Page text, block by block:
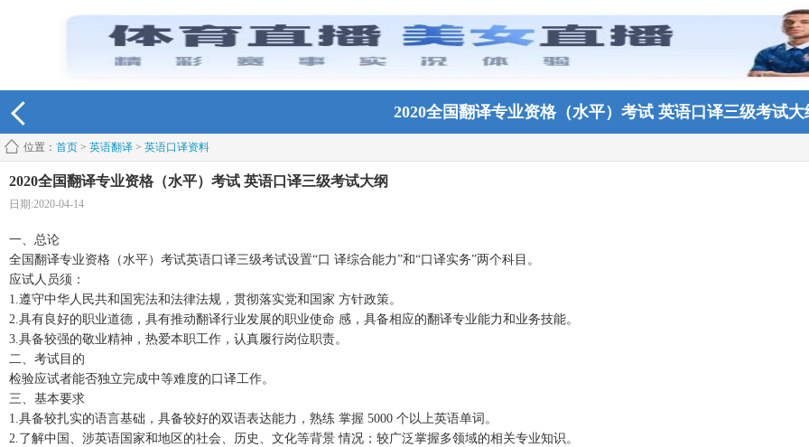
2020全国翻译专业资格（水平）考试 英语口译三级考试大
位置： 首页 > 英语翻译 > 英语口译资料
2020全国翻译专业资格（水平）考试 英语口译三级考试大纲
日期:2020-04-14
一、总论
全国翻译专业资格（水平）考试英语口译三级考试设置“口 译综合能力”和“口译实务”两个科目。
应试人员须：
1.遵守中华人民共和国宪法和法律法规，贯彻落实党和国家 方针政策。
2.具有良好的职业道德，具有推动翻译行业发展的职业使命 感，具备相应的翻译专业能力和业务技能。
3.具备较强的敬业精神，热爱本职工作，认真履行岗位职责。
二、考试目的
检验应试者能否独立完成中等难度的口译工作。
三、基本要求
1.具备较扎实的语言基础，具备较好的双语表达能力，熟练 掌握 5000 个以上英语单词。
2.了解中国、涉英语国家和地区的社会、历史、文化等背景 情况；较广泛掌握多领域的相关专业知识。